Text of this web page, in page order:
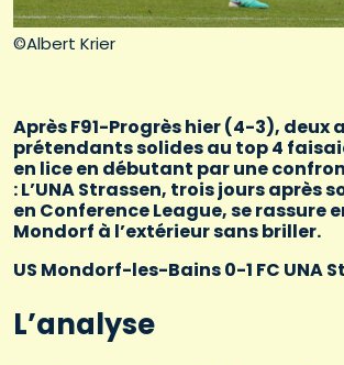
©Albert Krier
Après F91-Progrès hier (4-3), deux
prétendants solides au top 4
en lice en débutant par une
: L’UNA Strassen, trois jours après
en Conference League, se rassure
Mondorf à l’extérieur sans briller.
US Mondorf-les-Bains 0-1 FC UNA
L’analyse